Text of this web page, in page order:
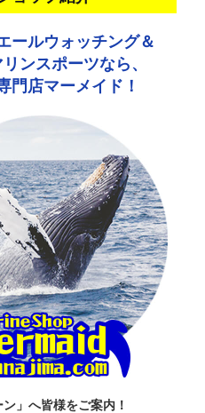
ールウォッチング＆
ンスポーツなら、
門店マーメイド！
ン」へ皆様をご案内！